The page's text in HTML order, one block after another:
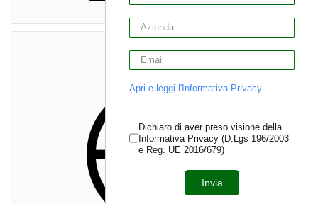
Servizi Web
Apri e leggi l'Informativa Privacy
Dichiaro di aver preso visione della
Informativa Privacy (D.Lgs 196/2003
e Reg. UE 2016/679)
Invia